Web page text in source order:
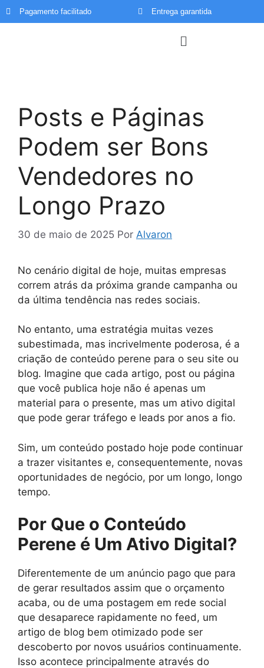
Pagamento facilitado Entrega garantida
Posts e Páginas
Podem ser Bons
Vendedores no
Longo Prazo
30 de maio de 2025 Por Alvaron
No cenário digital de hoje, muitas empresas
correm atrás da próxima grande campanha ou
da última tendência nas redes sociais.
No entanto, uma estratégia muitas vezes
subestimada, mas incrivelmente poderosa, é a
criação de conteúdo perene para o seu site ou
blog. Imagine que cada artigo, post ou página
que você publica hoje não é apenas um
material para o presente, mas um ativo digital
que pode gerar tráfego e leads por anos a fio.
Sim, um conteúdo postado hoje pode continuar
a trazer visitantes e, consequentemente, novas
oportunidades de negócio, por um longo, longo
tempo.
Por Que o Conteúdo
Perene é Um Ativo Digital?
Diferentemente de um anúncio pago que para
de gerar resultados assim que o orçamento
acaba, ou de uma postagem em rede social
que desaparece rapidamente no feed, um
artigo de blog bem otimizado pode ser
descoberto por novos usuários continuamente.
Isso acontece principalmente através do